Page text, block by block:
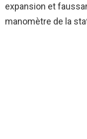
expansion et
manomètre de la